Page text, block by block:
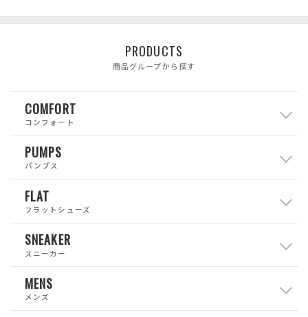
PRODUCTS
商品グループから探す
COMFORT
コンフォート
PUMPS
パンプス
FLAT
フラットシューズ
SNEAKER
スニーカー
MENS
メンズ